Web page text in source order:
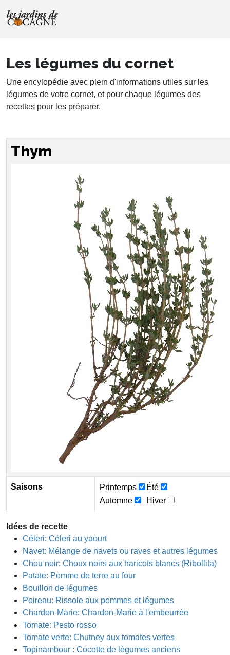
Les légumes du cornet
Une encylopédie avec plein d'informations utiles sur les
légumes de votre cornet, et pour chaque légumes des
recettes pour les préparer.
Thym
Saisons Printemps
Été
Automne
Hiver
Idées de recette
Céleri: Céleri au yaourt
Navet: Mélange de navets ou raves et autres légumes
Chou noir: Choux noirs aux haricots blancs (Ribollita)
Patate: Pomme de terre au four
Bouillon de légumes
Poireau: Rissole aux pommes et légumes
Chardon-Marie: Chardon-Marie à l'embeurrée
Tomate: Pesto rosso
Tomate verte: Chutney aux tomates vertes
Topinambour : Cocotte de légumes anciens